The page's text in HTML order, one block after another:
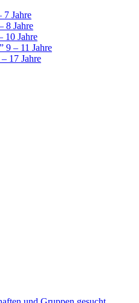
7 Jahre
8 Jahre
10 Jahre
9 – 11 Jahre
17 Jahre